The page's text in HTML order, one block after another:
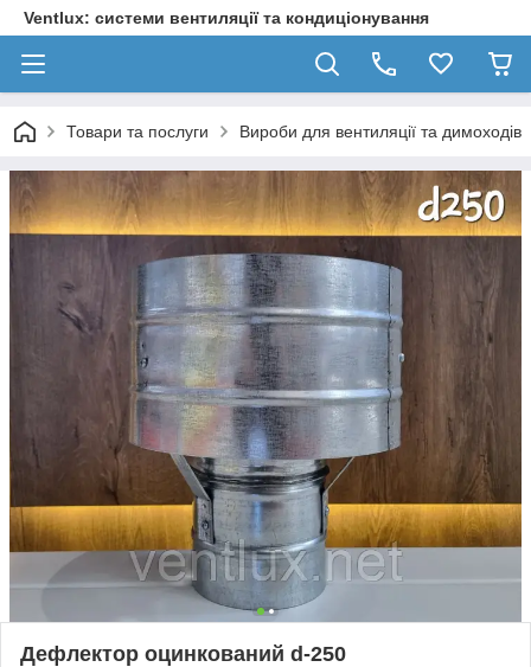
Ventlux: системи вентиляції та кондиціонування
Товари та послуги Вироби для вентиляції та димоходів
Дефлектор оцинкований d-250